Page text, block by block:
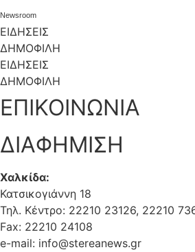
Κοινωνικών Υποθέσεων. Ειδικότερα, έως τις
την πλατφόρμα epidomagennisis.gr είχαν
άτομα, ενώ είχαν ολοκληρωθεί περί τις 207
στην […]
Newsroom
ΕΙΔΗΣΕΙΣ
ΔΗΜΟΦΙΛΗ
ΕΙΔΗΣΕΙΣ
ΔΗΜΟΦΙΛΗ
ΕΠΙΚΟΙΝΩΝΙΑ
ΔΙΑΦΗΜΙΣΗ
Χαλκίδα:
Κατσικογιάννη 18
Τηλ. Κέντρο: 22210 23126, 22210
Fax: 22210 24108
e-mail: info@stereanews.gr